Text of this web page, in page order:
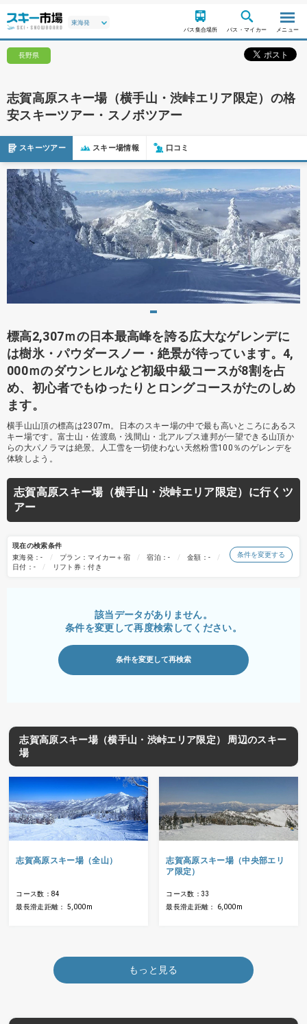
バス集合場所 バス・マイカー メニュー
長野県
志賀高原スキー場（横手山・渋峠エリア限定）の格
安スキーツアー・スノボツアー
スキーツアー スキー場情報 口コミ
標高2,307ｍの日本最高峰を誇る広大なゲレンデに
は樹氷・パウダースノー・絶景が待っています。4,
000ｍのダウンヒルなど初級中級コースが8割を占
め、初心者でもゆったりとロングコースがたのしめ
ます。
横手山山頂の標高は2307m。日本のスキー場の中で最も高いところにあるス
キー場です。富士山・佐渡島・浅間山・北アルプス連邦が一望できる山頂か
らの大パノラマは絶景。人工雪を一切使わない天然粉雪100％のゲレンデを
体験しよう。
志賀高原スキー場（横手山・渋峠エリア限定）に行くツ
アー
現在の検索条件
東海発：-
プラン：マイカー＋宿 宿泊：-
金額：-
日付：-
リフト券：付き
条件を変更する
該当データがありません。
条件を変更して再度検索してください。
条件を変更して再検索
志賀高原スキー場（横手山・渋峠エリア限定） 周辺のスキー
場
志賀高原スキー場（全山）
コース数：84
最長滑走距離： 5,000m
志賀高原スキー場（中央部エリ
ア限定）
コース数：33
最長滑走距離： 6,000m
もっと見る